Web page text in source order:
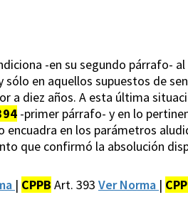
-en su segundo párrafo-
sólo en aquellos supuestos de
a diez años. A esta última
-primer párrafo- y en lo
encuadra en los parámetros
que confirmó la absolución
| CPPB Art. 393 Ver Norma |